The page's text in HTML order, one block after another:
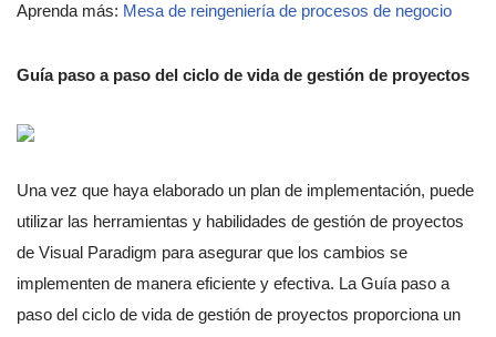
Aprenda más: Mesa de reingeniería de procesos de negocio
Guía paso a paso del ciclo de vida de gestión de proyectos
Una vez que haya elaborado un plan de implementación, puede
utilizar las herramientas y habilidades de gestión de proyectos
de Visual Paradigm para asegurar que los cambios se
implementen de manera eficiente y efectiva. La Guía paso a
paso del ciclo de vida de gestión de proyectos proporciona un